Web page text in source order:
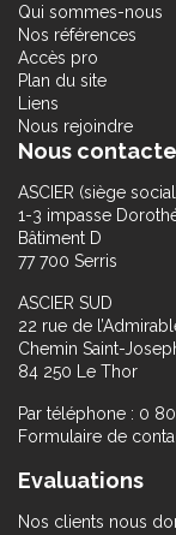
Qui sommes-nous
Nos références
Accès pro
Plan du site
Liens
Nous rejoindre
Nous
ASCIER (siège
1-3 impasse
Bâtiment D
77 700 Serris
ASCIER SUD
22 rue de
Chemin Saint-
84 250 Le Thor
Par téléphone : 0
Formulaire de
Evaluations
Nos clients nous